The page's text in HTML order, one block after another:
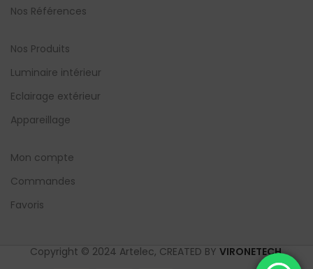
Nos Références
Nos Produits
Luminaire intérieur
Eclairage extérieur
Appareillage
Mon compte
Commandes
Favoris
Copyright © 2024 Artelec, CREATED BY VIRONETECH.